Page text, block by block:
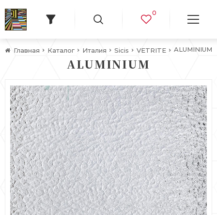
0
Главная Каталог Италия Sicis VETRITE ALUMINIUM
ALUMINIUM